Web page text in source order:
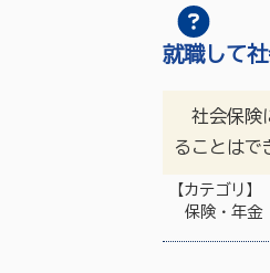
就職して
社会保険
ることは
【カテゴリ】
保険・年金